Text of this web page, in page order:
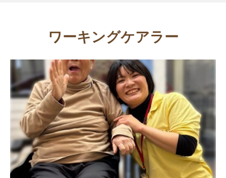
ワーキングケアラー